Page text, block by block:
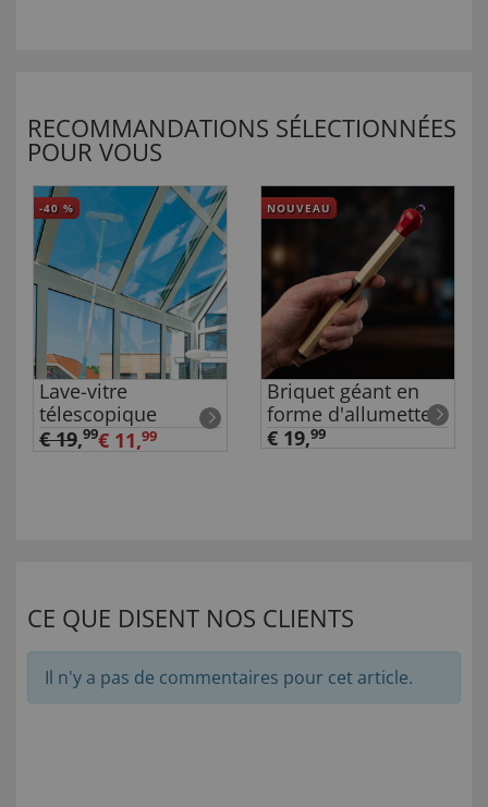
RECOMMANDATIONS SÉLECTIONNÉES
POUR VOUS
-40 %
Lave-vitre
télescopique
€ 19,99€ 11,99
NOUVEAU
Briquet géant en
forme d'allumette
€ 19,99
CE QUE DISENT NOS CLIENTS
Il n'y a pas de commentaires pour cet article.